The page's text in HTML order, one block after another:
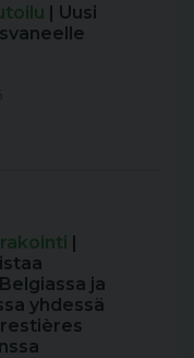
| Uusi
|
ja
yhdessä